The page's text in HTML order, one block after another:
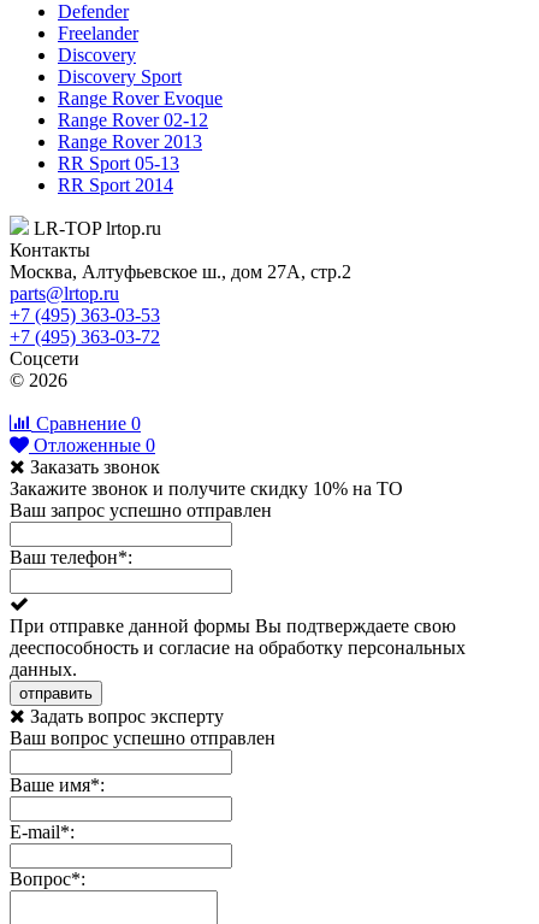
Defender
Freelander
Discovery
Discovery Sport
Range Rover Evoque
Range Rover 02-12
Range Rover 2013
RR Sport 05-13
RR Sport 2014
LR-TOP lrtop.ru
Контакты
Москва, Алтуфьевское ш., дом 27А, стр.2
parts@lrtop.ru
+7 (495) 363-03-53
+7 (495) 363-03-72
Соцсети
© 2026
Сравнение 0
Отложенные 0
Заказать звонок
Закажите звонок и получите скидку 10% на ТО
Ваш запрос успешно отправлен
Ваш телефон*:
При отправке данной формы Вы подтверждаете свою
дееспособность и согласие на обработку персональных
данных.
отправить
Задать вопрос эксперту
Ваш вопрос успешно отправлен
Ваше имя*:
E-mail*:
Вопрос*: